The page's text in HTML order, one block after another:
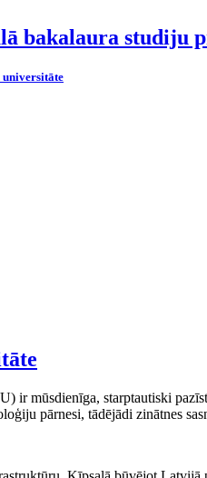
bakalaura studiju
ir mūsdienīga, starptautiski
pārnesi, tādējādi zinātnes